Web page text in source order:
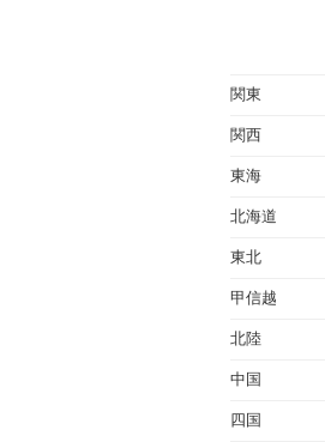
関東
関西
東海
北海道
東北
甲信越
北陸
中国
四国